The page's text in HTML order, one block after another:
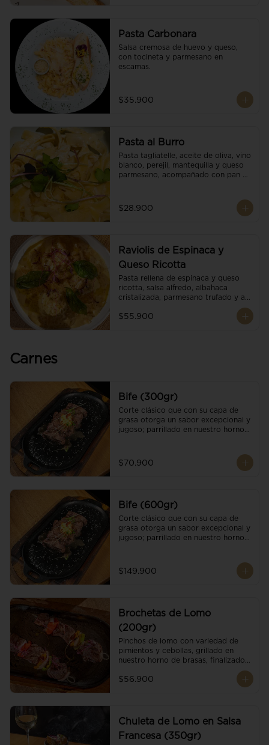
Pasta Carbonara
Salsa cremosa de huevo y queso,
con tocineta y parmesano en
escamas.
$35.900
Pasta al Burro
Pasta tagliatelle, aceite de oliva, vino
blanco, perejil, mantequilla y queso
parmesano, acompañado con pan
$28.900
Raviolis de Espinaca y
Queso Ricotta
Pasta rellena de espinaca y queso
ricotta, salsa alfredo, albahaca
cristalizada, parmesano trufado y ajo
$55.900
Carnes
Bife (300gr)
Corte clásico que con su capa de
grasa otorga un sabor excepcional y
jugoso; parrillado en nuestro horno
cristales de sal y mantequilla de ajo
y pimientos. Una guarnición a
$70.900
Bife (600gr)
Corte clásico que con su capa de
grasa otorga un sabor excepcional y
jugoso; parrillado en nuestro horno
cristales de sal y mantequilla de ajo
y pimientos. Dos guarniciones a
$149.900
Brochetas de Lomo
(200gr)
Pinchos de lomo con variedad de
pimientos y cebollas, grillado en
nuestro horno de brasas, finalizado
con cristales de sal. Acompañado de
salsa criolla.
$56.900
Chuleta de Lomo en Salsa
Francesa (350gr)